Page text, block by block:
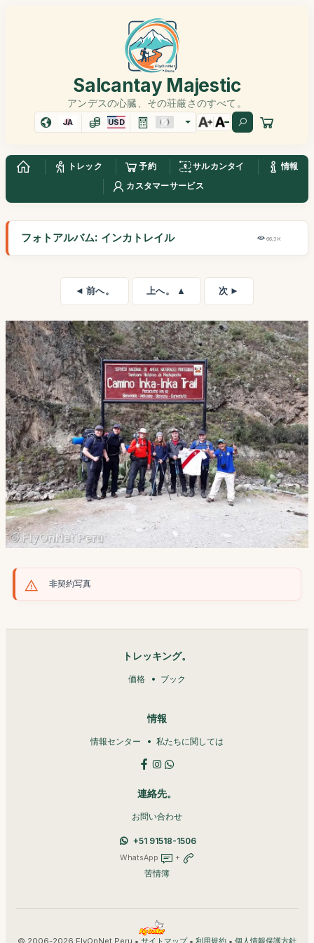
Salcantay Majestic
アンデスの心臓、その荘厳さのすべて。
JA USD
トレック 予約 サルカンタイ
情報
カスタマーサービス
フォトアルバム: インカトレイル 66,3K
◄ 前へ。 上へ。 ▲ 次 ►
非契約写真
トレッキング。
価格 ブック
情報
情報センター 私たちに関しては
連絡先。
お問い合わせ
+51 91518-1506
WhatsApp +
苦情簿
© 2006-2026 FlyOnNet Peru • • •